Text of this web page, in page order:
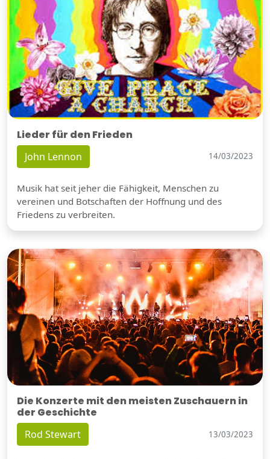
Lieder für den Frieden
John Lennon 14/03/2023
Musik hat seit jeher die Fähigkeit, Menschen zu
vereinen und Botschaften der Hoffnung und des
Friedens zu verbreiten.
Die Konzerte mit den meisten Zuschauern in
der Geschichte
Rod Stewart 13/03/2023